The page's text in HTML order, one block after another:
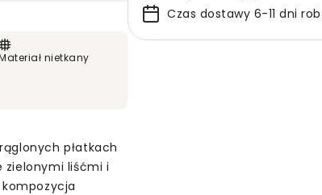
nietkany
płatkach
zielonymi liśćmi i
Czas dostawy 6-11 dni